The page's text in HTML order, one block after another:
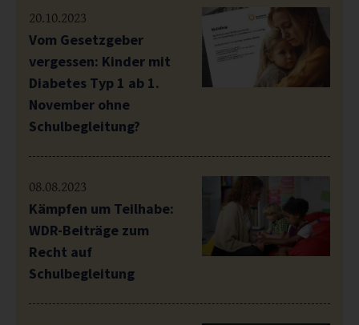
20.10.2023
Vom Gesetzgeber
vergessen: Kinder mit
Diabetes Typ 1 ab 1.
November ohne
Schulbegleitung?
08.08.2023
Kämpfen um Teilhabe:
WDR-Beiträge zum
Recht auf
Schulbegleitung